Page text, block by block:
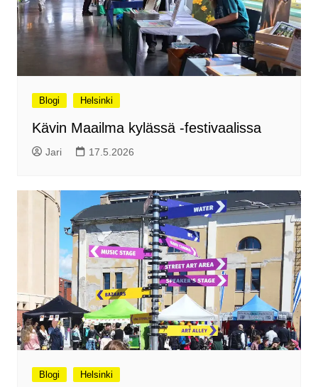
Blogi Helsinki
Kävin Maailma kylässä -festivaalissa
Jari 17.5.2026
Blogi Helsinki